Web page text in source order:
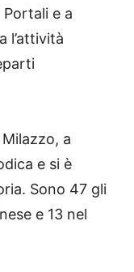
e a
l’attività
a
e si è
Sono 47 gli
e 13 nel